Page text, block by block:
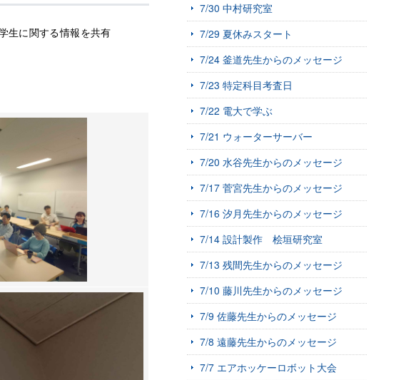
7/30 中村研究室
7/29 夏休みスタート
7/24 釜道先生からのメッセージ
7/23 特定科目考査日
7/22 電大で学ぶ
7/21 ウォーターサーバー
7/20 水谷先生からのメッセージ
7/17 菅宮先生からのメッセージ
7/16 汐月先生からのメッセージ
7/14 設計製作 桧垣研究室
7/13 残間先生からのメッセージ
7/10 藤川先生からのメッセージ
7/9 佐藤先生からのメッセージ
7/8 遠藤先生からのメッセージ
7/7 エアホッケーロボット大会
生に関する情報を共有